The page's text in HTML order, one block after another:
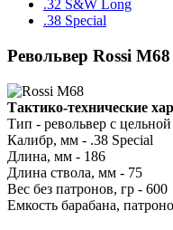
.32 S&W Long
.38 Special
Револьвер Rossi
Тактико-технические
Тип - револьвер с
Калибр, мм - .38 Special
Длина, мм - 186
Длина ствола, мм - 75
Вес без патронов, гр - 600
Емкость барабана,